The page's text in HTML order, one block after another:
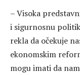
– Visoka
i sigurnosnu
rekla da očekuje
ekonomskim
mogu imati da